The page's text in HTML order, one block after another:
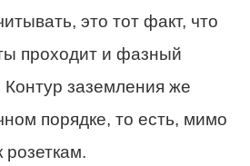
это тот факт, что
проходит и фазный
Контур заземления же
порядке, то есть, мимо
розеткам.